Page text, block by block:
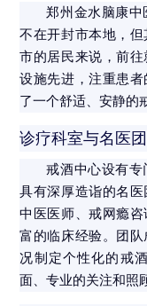
郑州金水脑康中
不在开封市本地，
市的居民来说，前往
设施先进，注重患
了一个舒适、安静的
诊疗科室与名医
戒酒中心设有
具有深厚造诣的名医
中医医师、戒网瘾
富的临床经验。团
况制定个性化的戒
面、专业的关注和照